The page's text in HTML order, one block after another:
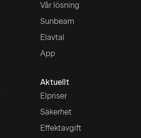
Vår lösning
Sunbeam
Elavtal
App
Aktuellt
Elpriser
Säkerhet
Effektavgift